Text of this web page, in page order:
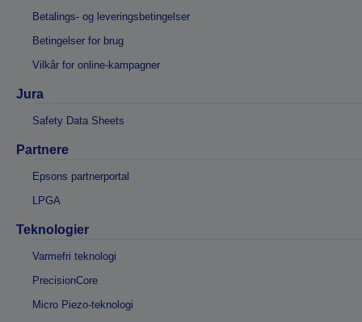
Betalings- og leveringsbetingelser
Betingelser for brug
Vilkår for online-kampagner
Jura
Safety Data Sheets
Partnere
Epsons partnerportal
LPGA
Teknologier
Varmefri teknologi
PrecisionCore
Micro Piezo-teknologi